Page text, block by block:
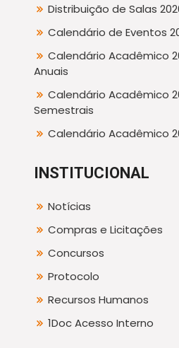
Distribuição de Salas
Calendário de Eventos
Calendário Acadêmico
Anuais
Calendário Acadêmico
Semestrais
Calendário Acadêmico
INSTITUCIONAL
Notícias
Compras e Licitações
Concursos
Protocolo
Recursos Humanos
1Doc Acesso Interno